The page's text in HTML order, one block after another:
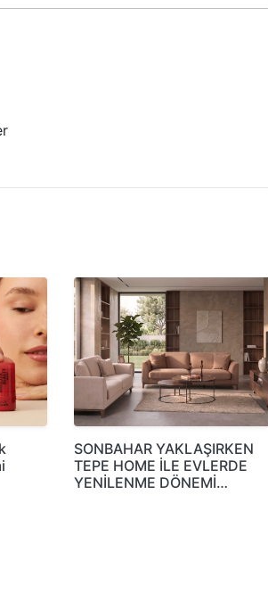
SONBAHAR YAKLAŞIRKEN
TEPE HOME İLE EVLERDE
YENİLENME DÖNEMİ…